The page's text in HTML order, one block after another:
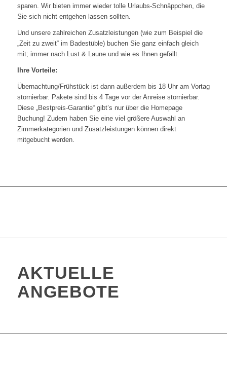
sparen. Wir bieten immer wieder tolle Urlaubs-Schnäppchen, die
Sie sich nicht entgehen lassen sollten.
Und unsere zahlreichen Zusatzleistungen (wie zum Beispiel die
„Zeit zu zweit“ im Badestüble) buchen Sie ganz einfach gleich
mit; immer nach Lust & Laune und wie es Ihnen gefällt.
Ihre Vorteile:
Übernachtung/Frühstück ist dann außerdem bis 18 Uhr am Vortag
stornierbar. Pakete sind bis 4 Tage vor der Anreise stornierbar.
Diese „Bestpreis-Garantie“ gibt’s nur über die Homepage
Buchung! Zudem haben Sie eine viel größere Auswahl an
Zimmerkategorien und Zusatzleistungen können direkt
mitgebucht werden.
AKTUELLE
ANGEBOTE